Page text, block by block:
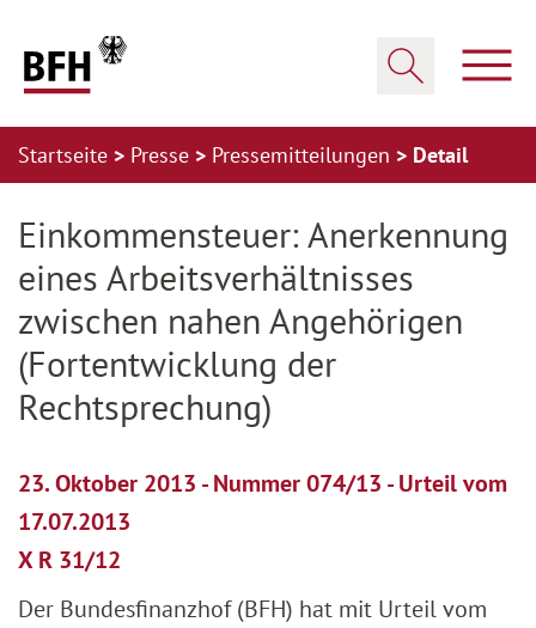
Startseite Presse Pressemitteilungen Detail
Einkommensteuer: Anerkennung
eines Arbeitsverhältnisses
zwischen nahen Angehörigen
(Fortentwicklung der
Rechtsprechung)
23. Oktober 2013 - Nummer 074/13 - Urteil vom
17.07.2013
X R 31/12
Der Bundesfinanzhof (BFH) hat mit Urteil vom